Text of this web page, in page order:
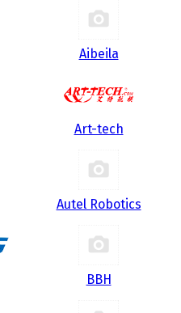
Aibeila
Art-tech
Autel Robotics
BBH